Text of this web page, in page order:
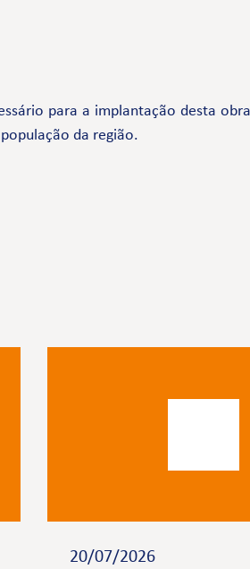
para a implantação desta
da região.
20/07/2026